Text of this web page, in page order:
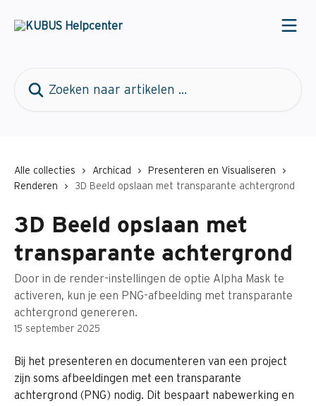
Alle collecties Archicad
Presenteren en Visualiseren
Renderen
3D Beeld opslaan met transparante achtergrond
3D Beeld opslaan met
transparante achtergrond
Door in de render-instellingen de optie Alpha Mask te
activeren, kun je een PNG-afbeelding met transparante
achtergrond genereren.
15 september 2025
Bij het presenteren en documenteren van een project
zijn soms afbeeldingen met een transparante
achtergrond (PNG) nodig. Dit bespaart nabewerking en